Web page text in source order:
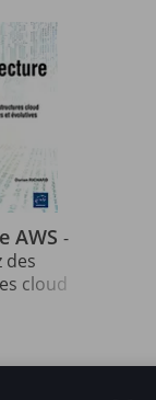
AWS -
des
cloud